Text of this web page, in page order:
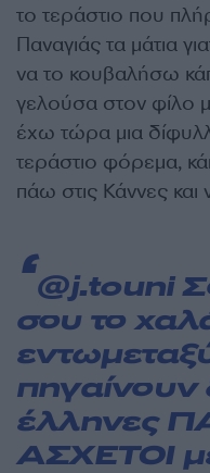
το τεράστιο που
Παναγιάς τα μάτια
να το κουβαλήσω
γελούσα στον φίλο
έχω τώρα μια
τεράστιο φόρεμα,
πάω στις Κάννες
@j.touni
σου το
πηγαίνουν
έλληνες
ΑΣΧΕΤΟΙ